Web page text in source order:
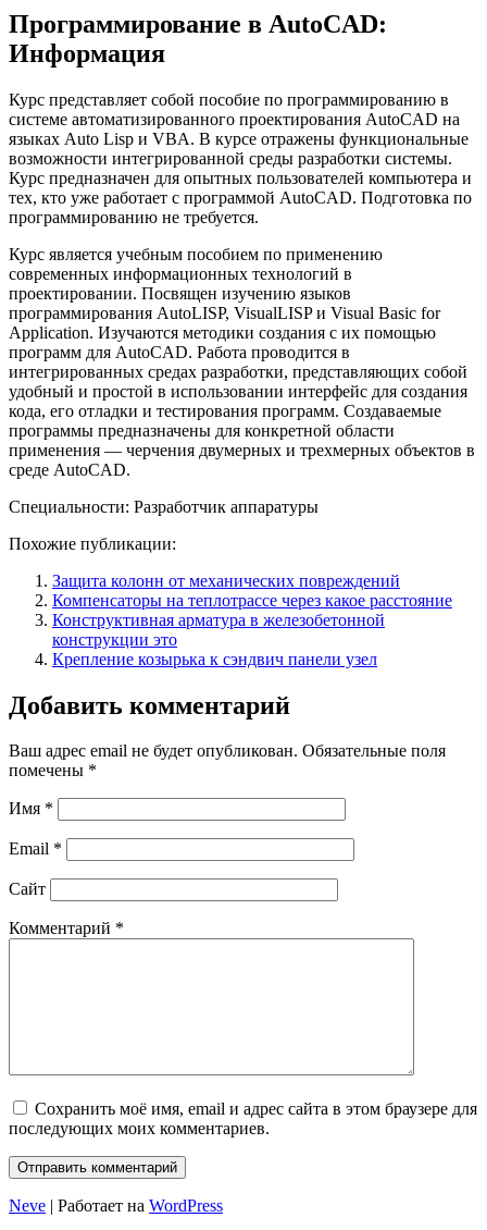
Программирование в AutoCAD:
Информация
Курс представляет собой пособие по программированию в
системе автоматизированного проектирования AutoCAD на
языках Auto Lisp и VBA. В курсе отражены функциональные
возможности интегрированной среды разработки системы.
Курс предназначен для опытных пользователей компьютера и
тех, кто уже работает c программой AutoCAD. Подготовка по
программированию не требуется.
Курс является учебным пособием по применению
современных информационных технологий в
проектировании. Посвящен изучению языков
программирования AutoLISP, VisualLISP и Visual Basic for
Application. Изучаются методики создания с их помощью
программ для AutoCAD. Работа проводится в
интегрированных средах разработки, представляющих собой
удобный и простой в использовании интерфейс для создания
кода, его отладки и тестирования программ. Создаваемые
программы предназначены для конкретной области
применения — черчения двумерных и трехмерных объектов в
среде AutoCAD.
Специальности: Разработчик аппаратуры
Похожие публикации:
Защита колонн от механических повреждений
Компенсаторы на теплотрассе через какое расстояние
Конструктивная арматура в железобетонной
конструкции это
Крепление козырька к сэндвич панели узел
Добавить комментарий
Ваш адрес email не будет опубликован. Обязательные поля
помечены *
Имя *
Email *
Сайт
Комментарий *
Сохранить моё имя, email и адрес сайта в этом браузере для
последующих моих комментариев.
Neve | Работает на WordPress